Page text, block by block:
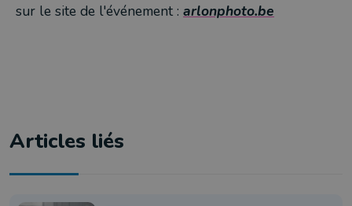
sur le site de l'événement : arlonphoto.be
Articles liés